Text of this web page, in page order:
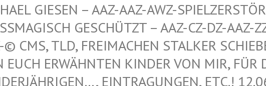
GIESEN – AAZ-AAZ-AWZ-
GESCHÜTZT – AAZ-CZ-DZ-AAZ-
TLD, FREIMACHEN STALKER
ERWÄHNTEN KINDER VON MIR, FÜR
EINTRAGUNGEN, ETC.!